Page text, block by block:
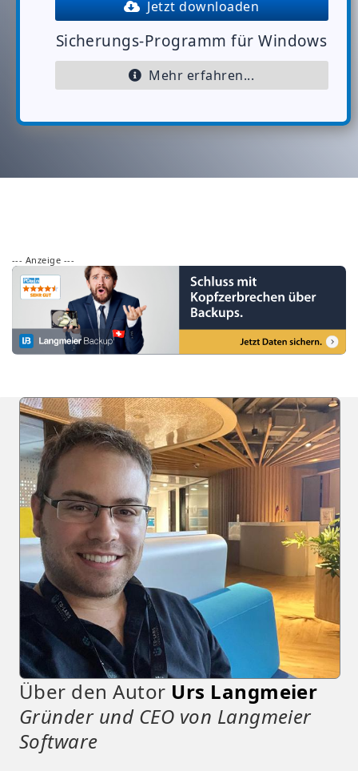
Jetzt downloaden
Sicherungs-Programm für Windows
Mehr erfahren...
--- Anzeige ---
Über den Autor Urs Langmeier
Gründer und CEO von Langmeier
Software